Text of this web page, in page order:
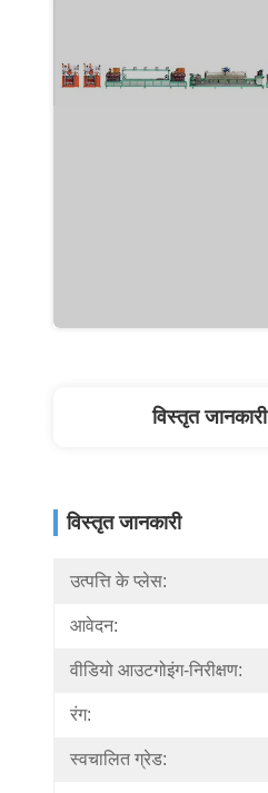
विस्तृत जानकारी
विस्तृत जानकारी
उत्पत्ति के प्लेस:
आवेदन:
वीडियो आउटगोइंग-निरीक्षण:
रंग:
स्वचालित ग्रेड: